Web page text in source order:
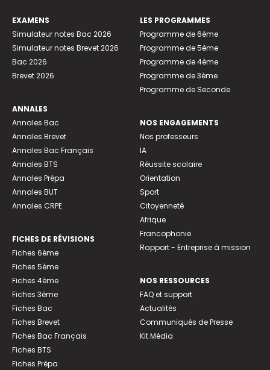
EXAMENS
Simulateur notes Bac 2026
Simulateur notes Brevet 2026
Bac 2026
Brevet 2026
ANNALES
Annales Bac
Annales Brevet
Annales Bac Français
Annales BTS
Annales Prépa
Annales BUT
Annales CRPE
FICHES DE RÉVISIONS
Fiches 6ème
Fiches 5ème
Fiches 4ème
Fiches 3ème
Fiches Bac
Fiches Brevet
Fiches Bac Français
Fiches BTS
Fiches Prépa
LES PROGRAMMES
Programme de 6ème
Programme de 5ème
Programme de 4ème
Programme de 3ème
Programme de Seconde
NOS ENGAGEMENTS
Nos professeurs
IA
Réussite scolaire
Orientation
Sport
Citoyenneté
Afrique
Francophonie
Rapport - Entreprise à mission
NOS RESSOURCES
FAQ et support
Actualités
Communiqués de Presse
Kit Média